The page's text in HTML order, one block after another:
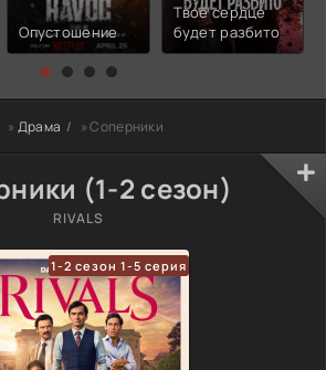
Опустошение
Твоё сердце
будет разбито
» Драма » Соперники
(1-2 сезон)
RIVALS
1-2 сезон 1-5 серия